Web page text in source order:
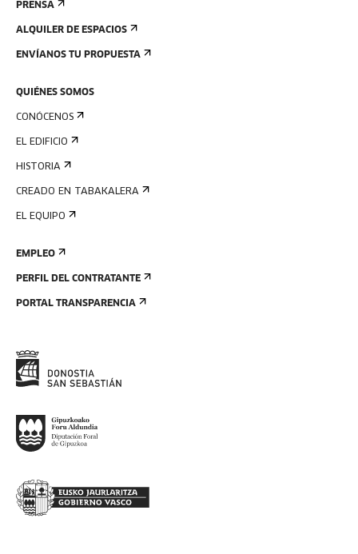
PRENSA
ALQUILER DE ESPACIOS
ENVÍANOS TU PROPUESTA
QUIÉNES SOMOS
CONÓCENOS
EL EDIFICIO
HISTORIA
CREADO EN TABAKALERA
EL EQUIPO
EMPLEO
PERFIL DEL CONTRATANTE
PORTAL TRANSPARENCIA